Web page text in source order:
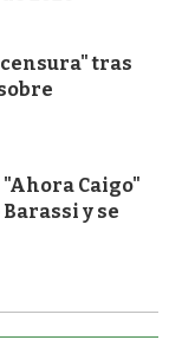
tras
Caigo"
y se